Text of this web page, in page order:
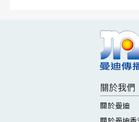
關於我們
關於曼迪